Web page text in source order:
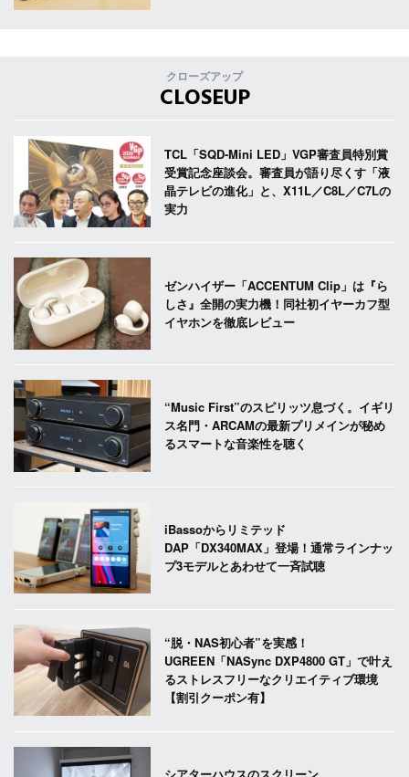
クローズアップ
CLOSEUP
TCL「SQD-Mini LED」VGP審査員特別賞
受賞記念座談会。審査員が語り尽くす「液
晶テレビの進化」と、X11L／C8L／C7Lの
実力
ゼンハイザー「ACCENTUM Clip」は『ら
しさ』全開の実力機！同社初イヤーカフ型
イヤホンを徹底レビュー
“Music First”のスピリッツ息づく。イギリ
ス名門・ARCAMの最新プリメインが秘め
るスマートな音楽性を聴く
iBassoからリミテッド
DAP「DX340MAX」登場！通常ラインナッ
プ3モデルとあわせて一斉試聴
“脱・NAS初心者”を実感！
UGREEN「NASync DXP4800 GT」で叶え
るストレスフリーなクリエイティブ環境
【割引クーポン有】